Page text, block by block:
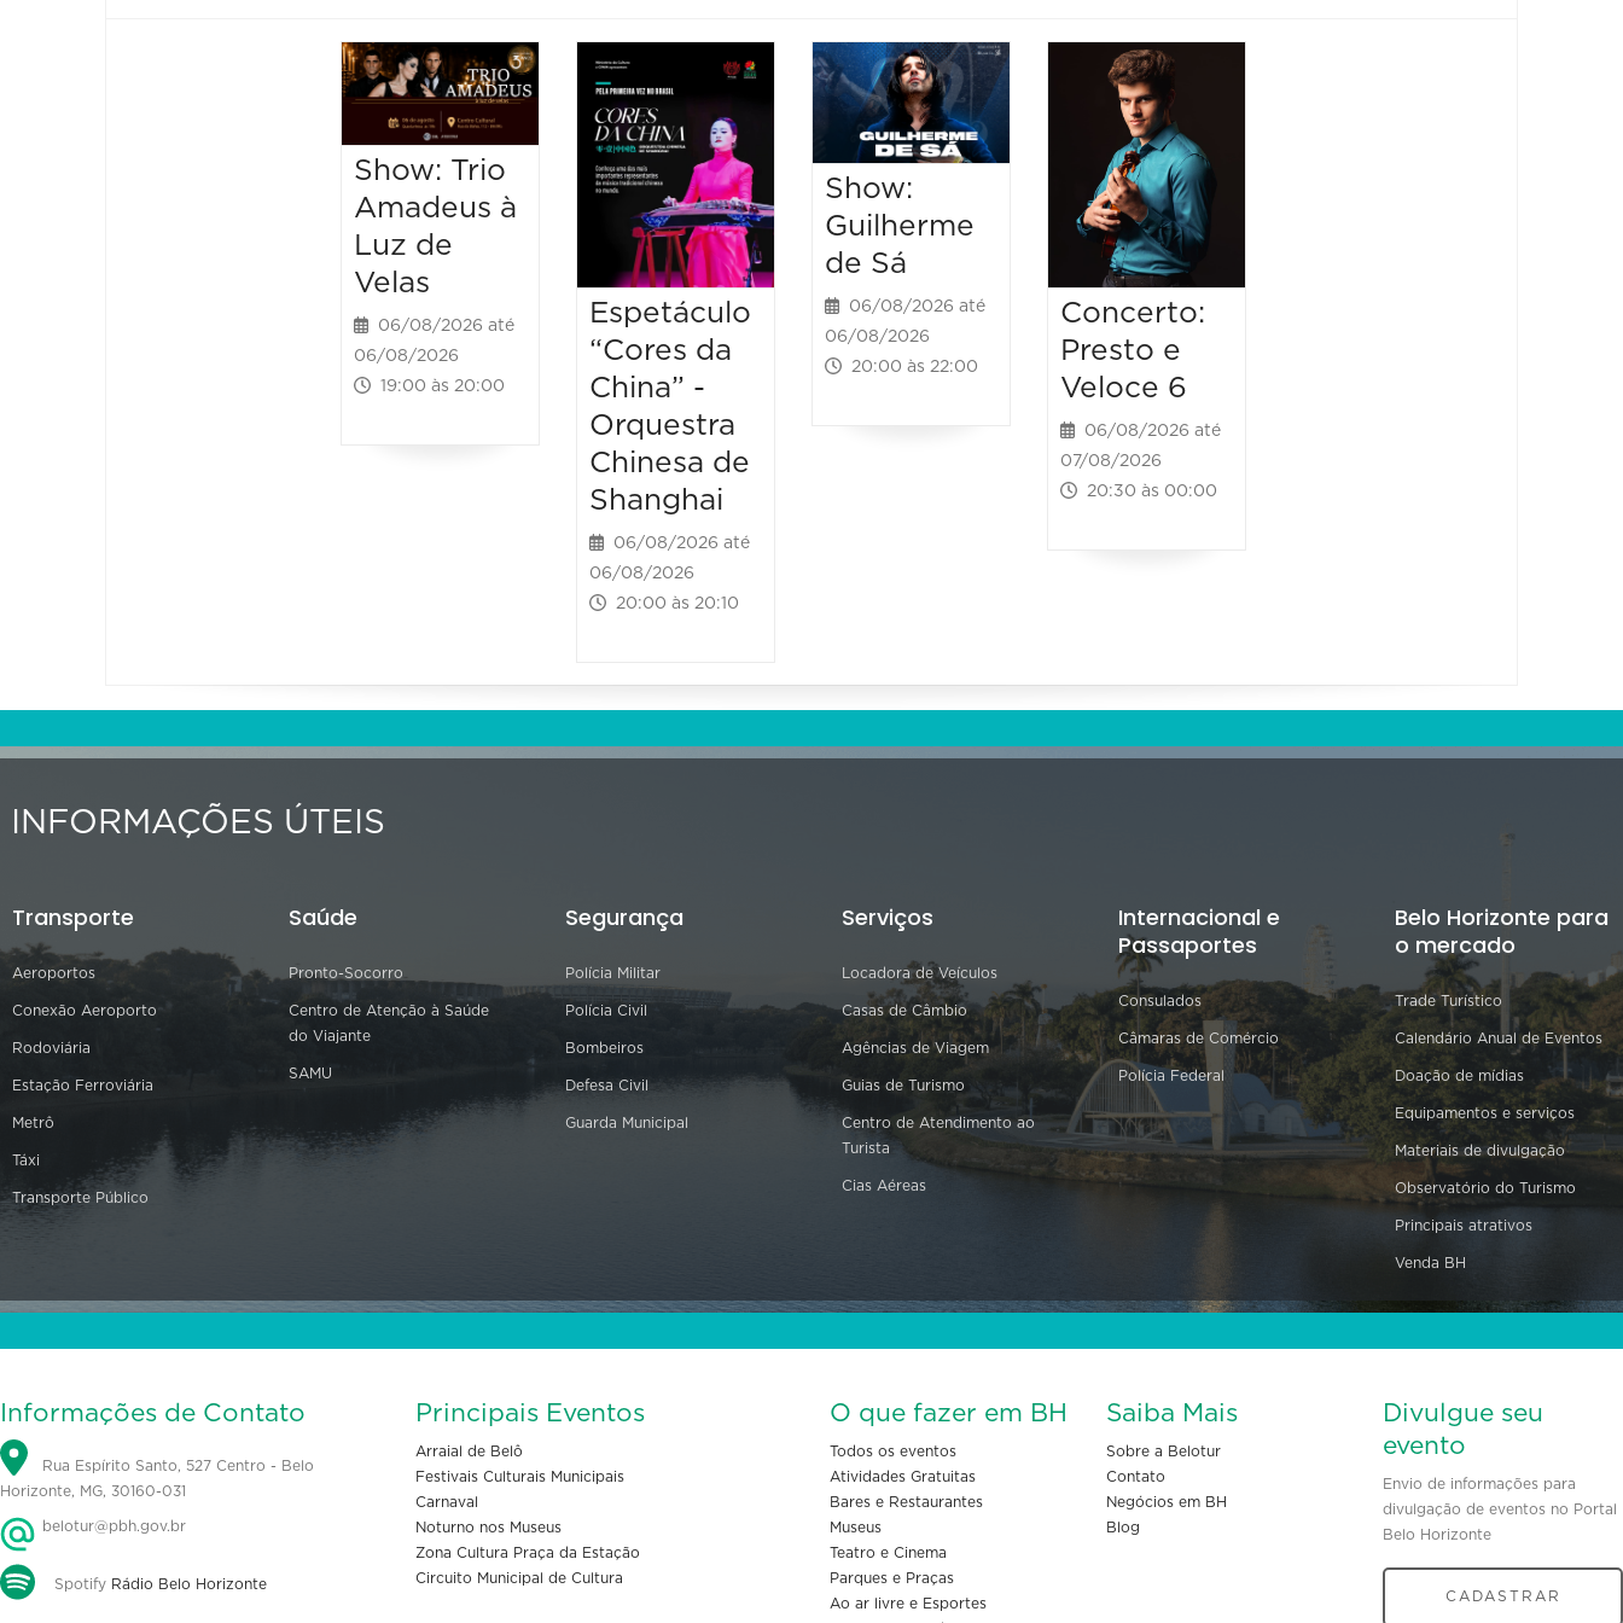
Show: Trio
Amadeus à
Luz de
Velas
06/08/2026 até
06/08/2026
19:00 às 20:00
Espetáculo
“Cores da
China” -
Orquestra
Chinesa de
Shanghai
06/08/2026 até
06/08/2026
20:00 às 20:10
Show:
Guilherme
de Sá
06/08/2026 até
06/08/2026
20:00 às 22:00
Concerto:
Presto e
Veloce 6
06/08/2026 até
07/08/2026
20:30 às 00:00
INFORMAÇÕES ÚTEIS
Transporte
Aeroportos
Conexão Aeroporto
Rodoviária
Estação Ferroviária
Metrô
Táxi
Transporte Público
Saúde
Pronto-Socorro
Centro de Atenção à Saúde
do Viajante
SAMU
Segurança
Polícia Militar
Polícia Civil
Bombeiros
Defesa Civil
Guarda Municipal
Serviços
Locadora de Veículos
Casas de Câmbio
Agências de Viagem
Guias de Turismo
Centro de Atendimento ao
Turista
Cias Aéreas
Internacional e
Passaportes
Consulados
Câmaras de Comércio
Polícia Federal
Belo Horizonte para
o mercado
Trade Turístico
Calendário Anual de Eventos
Doação de mídias
Equipamentos e serviços
Materiais de divulgação
Observatório do Turismo
Principais atrativos
Venda BH
Informações de Contato
Rua Espírito Santo, 527 Centro - Belo
Horizonte, MG, 30160-031
belotur@pbh.gov.br
Spotify Rádio Belo Horizonte
Principais Eventos
Arraial de Belô
Festivais Culturais Municipais
Carnaval
Noturno nos Museus
Zona Cultura Praça da Estação
Circuito Municipal de Cultura
O que fazer em BH
Todos os eventos
Atividades Gratuitas
Bares e Restaurantes
Museus
Teatro e Cinema
Parques e Praças
Ao ar livre e Esportes
Saiba Mais
Sobre a Belotur
Contato
Negócios em BH
Blog
Divulgue seu
evento
Envio de informações para
divulgação de eventos no Portal
Belo Horizonte
CADASTRAR